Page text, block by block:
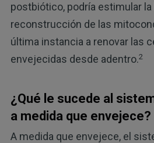
postbiótico, podría estimular
reconstrucción de las
última instancia a renovar las
envejecidas desde adentro.2
¿Qué le sucede al
a medida que envejece?
A medida que envejece, el